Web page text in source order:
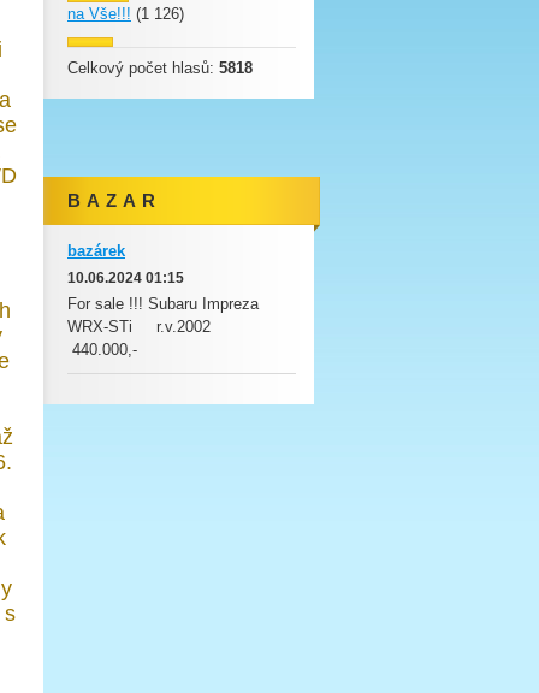
s
na Vše!!! (1 126)
Celkový počet hlasů: 5818
B A Z A R
bazárek
10.06.2024 01:15
For sale !!! Subaru Impreza
WRX-STi r.v.2002
440.000,-